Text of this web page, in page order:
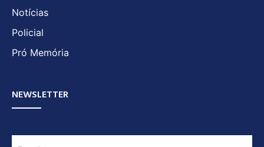
Notícias
Policial
Pró Memória
NEWSLETTER